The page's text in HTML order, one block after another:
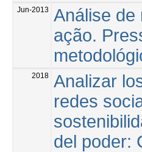
Jun-2013
Análise de
ação.
2018 Analizar
redes
del poder: